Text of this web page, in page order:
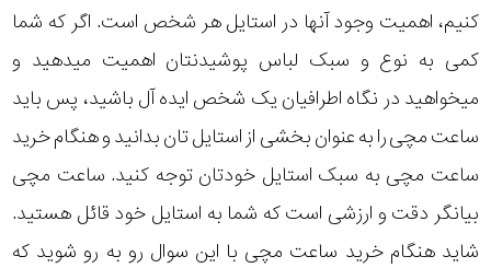
کنیم، اهمیت وجود آنها در استایل هر شخص است. اگر که شما
کمی به نوع و سبک لباس پوشیدنتان اهمیت میدهید و
میخواهید در نگاه اطرافیان یک شخص ایده آل باشید، پس باید
ساعت مچی را به عنوان بخشی از استایل تان بدانید و هنگام خرید
ساعت مچی به سبک استایل خودتان توجه کنید. ساعت مچی
بیانگر دقت و ارزشی است که شما به استایل خود قائل هستید.
شاید هنگام خرید ساعت مچی با این سوال رو به رو شوید که